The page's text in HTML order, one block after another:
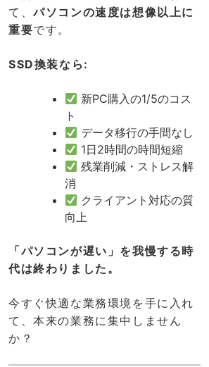
て、パソコンの速度は想像以上に
重要です。
SSD換装なら:
新PC購入の1/5のコス
ト
データ移行の手間なし
1日2時間の時間短縮
残業削減・ストレス解
消
クライアント対応の質
向上
「パソコンが遅い」を我慢する時
代は終わりました。
今すぐ快適な業務環境を手に入れ
て、本来の業務に集中しません
か？